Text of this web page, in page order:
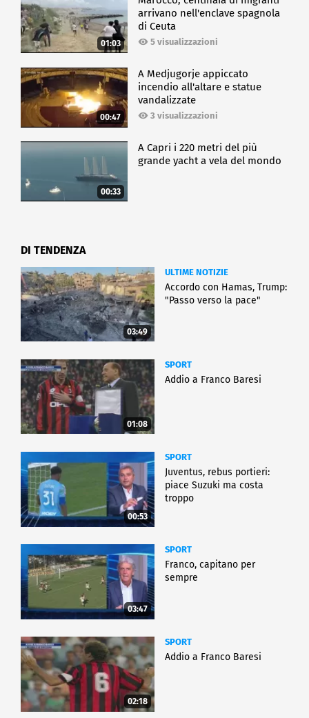
01:03
arrivano nell'enclave spagnola
di Ceuta
5 visualizzazioni
00:47
A Medjugorje appiccato
incendio all'altare e statue
vandalizzate
3 visualizzazioni
00:33
A Capri i 220 metri del più
grande yacht a vela del mondo
DI TENDENZA
03:49
ULTIME NOTIZIE
Accordo con Hamas, Trump:
"Passo verso la pace"
01:08
SPORT
Addio a Franco Baresi
00:53
SPORT
Juventus, rebus portieri:
piace Suzuki ma costa
troppo
03:47
SPORT
Franco, capitano per
sempre
02:18
SPORT
Addio a Franco Baresi